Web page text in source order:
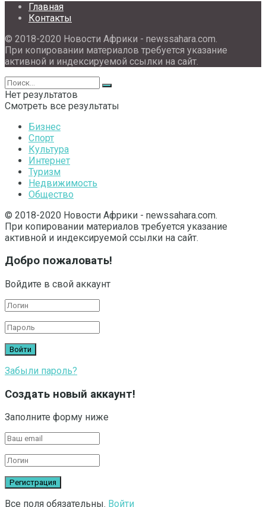
Главная
Контакты
© 2018-2020 Новости Африки - newssahara.com.
При копировании материалов требуется указание
активной и индексируемой ссылки на сайт.
Нет результатов
Смотреть все результаты
Бизнес
Спорт
Культура
Интернет
Туризм
Недвижимость
Общество
© 2018-2020 Новости Африки - newssahara.com.
При копировании материалов требуется указание
активной и индексируемой ссылки на сайт.
Добро пожаловать!
Войдите в свой аккаунт
Забыли пароль?
Создать новый аккаунт!
Заполните форму ниже
Все поля обязательны. Войти